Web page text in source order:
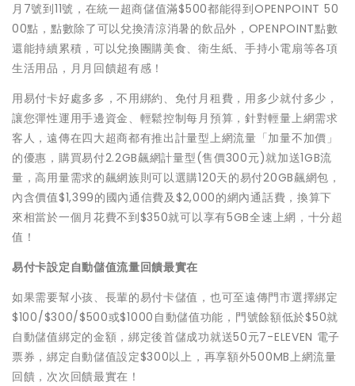
月7號到11號，在統一超商儲值滿$500都能得到OPENPOINT 50
00點，點數除了可以兌換清涼消暑的飲品外，OPENPOINT點數
還能持續累積，可以兌換團購美食、衛生紙、手持小電扇等各項
生活用品，月月回饋超有感！
用易付卡好處多多，不用綁約、免付月租費，用多少就付多少，
讓您彈性運用手邊資金、輕鬆控制每月預算，針對輕量上網需求
客人，遠傳在四大超商都有推出計量型上網流量「加量不加價」
的優惠，購買易付2.2GB飆網計量型(售價300元)就加送1GB流
量，高用量需求的飆網族則可以選購120天的易付20GB飆網包，
內含價值$1,399的國內通信費及$2,000的網內通話費，換算下
來相當於一個月花費不到$350就可以享有5GB全速上網，十分超
值！
易付卡設定自動儲值流量回饋最實在
如果需要幫小孩、長輩的易付卡儲值，也可至遠傳門市選擇綁定
$100/$300/$500或$1000自動儲值功能，門號餘額低於$50就
自動儲值綁定的金額，綁定後首儲成功就送50元7-ELEVEN 電子
票券，綁定自動儲值設定$300以上，再享額外500MB上網流量
回饋，次次回饋最實在！